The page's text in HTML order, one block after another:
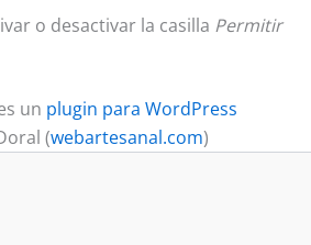
o desactivar la casilla Permitir
un plugin para WordPress
(webartesanal.com)